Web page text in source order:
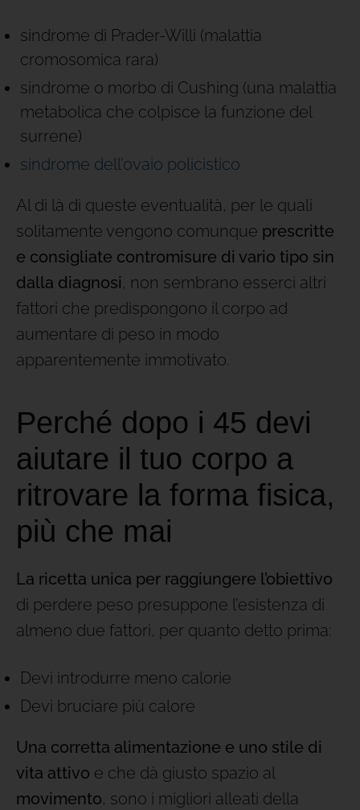
sindrome di Prader-Willi (malattia
cromosomica rara)
sindrome o morbo di Cushing (una malattia
metabolica che colpisce la funzione del
surrene)
sindrome dell’ovaio policistico
Al di là di queste eventualità, per le quali
solitamente vengono comunque prescritte
e consigliate contromisure di vario tipo sin
dalla diagnosi, non sembrano esserci altri
fattori che predispongono il corpo ad
aumentare di peso in modo
apparentemente immotivato.
Perché dopo i 45 devi
aiutare il tuo corpo a
ritrovare la forma fisica,
più che mai
La ricetta unica per raggiungere l’obiettivo
di perdere peso presuppone l’esistenza di
almeno due fattori, per quanto detto prima:
Devi introdurre meno calorie
Devi bruciare più calore
Una corretta alimentazione e uno stile di
vita attivo e che dà giusto spazio al
movimento, sono i migliori alleati della